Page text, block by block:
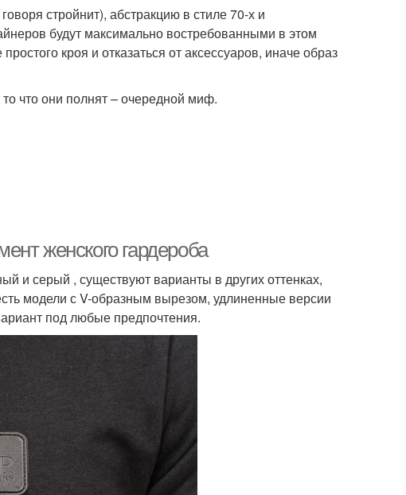
стройнит), абстракцию в стиле 70-х и
будут максимально востребованными в этом
кроя и отказаться от аксессуаров, иначе образ
что они полнят – очередной миф.
женского гардероба
и серый , существуют варианты в других оттенках,
модели с V-образным вырезом, удлиненные версии
под любые предпочтения.